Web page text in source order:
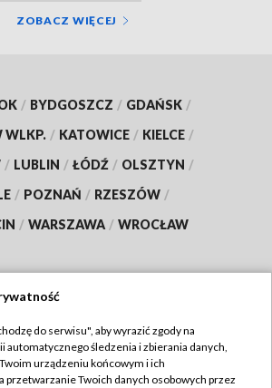
ZOBACZ WIĘCEJ
/ BYDGOSZCZ / GDAŃSK /
WLKP. / KATOWICE / KIELCE /
/ LUBLIN / ŁÓDŹ / OLSZTYN /
/ POZNAŃ / RZESZÓW /
/ WARSZAWA / WROCŁAW
TVP
do serwisu", aby wyrazić zgody na
automatycznego śledzenia i zbierania danych,
urządzeniu końcowym i ich
przetwarzanie Twoich danych osobowych przez